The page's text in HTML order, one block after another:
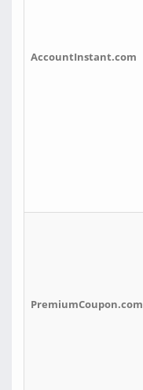
AccountInstant.com
PremiumCoupon.com